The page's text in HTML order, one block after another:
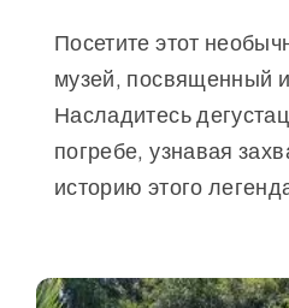
Посетите этот
музей, посвященный
Насладитесь
погребе, узнавая
историю этого